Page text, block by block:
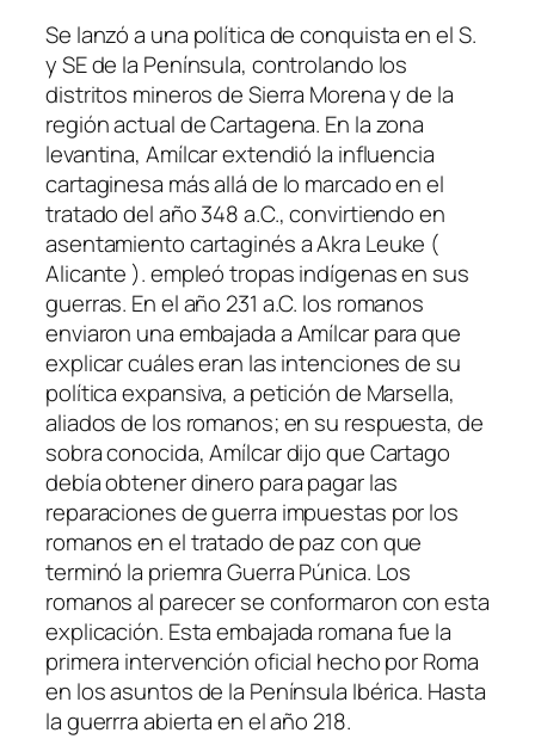
Se lanzó a una política de conquista en el S.
y SE de la Península, controlando los
distritos mineros de Sierra Morena y de la
región actual de Cartagena. En la zona
levantina, Amílcar extendió la influencia
cartaginesa más allá de lo marcado en el
tratado del año 348 a.C., convirtiendo en
asentamiento cartaginés a Akra Leuke (
Alicante ). empleó tropas indígenas en sus
guerras. En el año 231 a.C. los romanos
enviaron una embajada a Amílcar para que
explicar cuáles eran las intenciones de su
política expansiva, a petición de Marsella,
aliados de los romanos; en su respuesta, de
sobra conocida, Amílcar dijo que Cartago
debía obtener dinero para pagar las
reparaciones de guerra impuestas por los
romanos en el tratado de paz con que
terminó la priemra Guerra Púnica. Los
romanos al parecer se conformaron con esta
explicación. Esta embajada romana fue la
primera intervención oficial hecho por Roma
en los asuntos de la Península Ibérica. Hasta
la guerrra abierta en el año 218.